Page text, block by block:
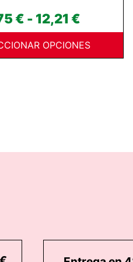
€ - 12,21 €Rango
de
precios:
OPCIONES